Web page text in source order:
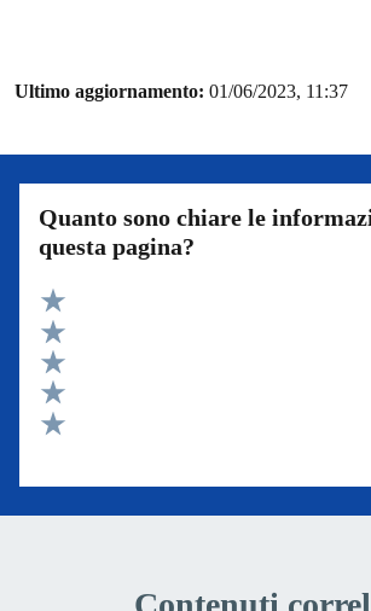
Ultimo aggiornamento: 01/06/2023, 11:37
Quanto sono chiare le
questa pagina?
Valuta 5 stelle su 5
Valuta 4 stelle su 5
Valuta 3 stelle su 5
Valuta 2 stelle su 5